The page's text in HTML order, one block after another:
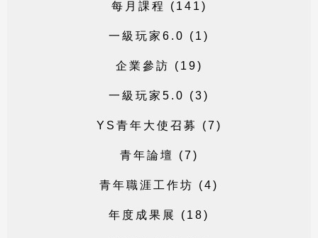
每 月 課 程 ( 1 4 1 )
一 級 玩家 6 . 0 ( 1 )
企 業 參 訪 ( 1 9)
一 級 玩家 5 . 0 (3)
Y S 青年 大 使 召 募 (7 )
青年論壇 (7 )
青年職涯 工 作坊 (4)
年 度 成果 展 ( 1 8)